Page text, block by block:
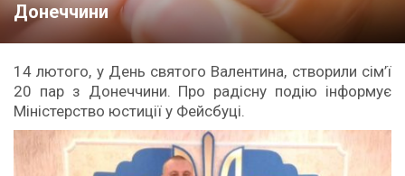
CREATOR: gd-jpeg v1.0 (using IJG JPEG v62), quality = 100
Донеччини
14 лютого, у День святого Валентина, створили сім’ї
20 пар з Донеччини. Про радісну подію інформує
Міністерство юстиції у Фейсбуці.